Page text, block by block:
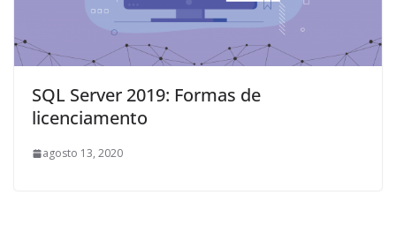
SQL Server 2019: Formas de
licenciamento
agosto 13, 2020